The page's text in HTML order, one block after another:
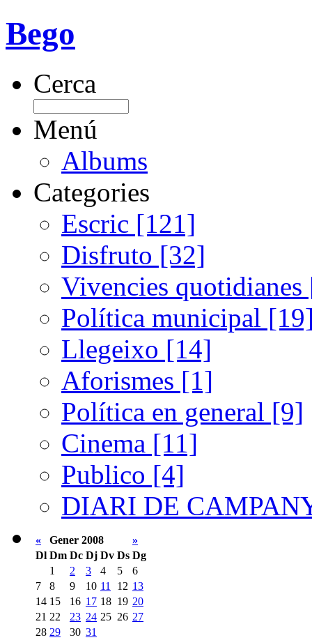
Bego
Cerca
Menú
Albums
Categories
Escric [121]
Disfruto [32]
Vivencies
Política municipal
Llegeixo [14]
Aforismes [1]
Política en general [9]
Cinema [11]
Publico [4]
DIARI DE
« Gener 2008
»
Dl Dm Dc Dj Dv Ds Dg
1
2 3 4 5
6
7
8 9 10 11 12 13
14 15 16 17 18 19 20
21 22 23 24 25 26 27
28 29 30 31